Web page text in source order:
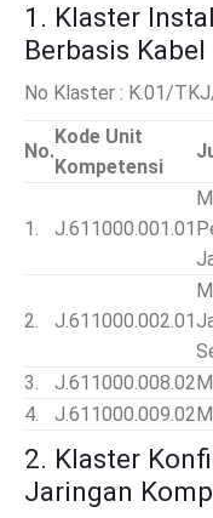
1. Klaster
Berbasis Kabel
No Klaster : K.01/
No.
Kode Unit
Kompetensi
1. J.611000.001.01
2. J.611000.002.01
3.
J.611000.008.02
4.
J.611000.009.02
2. Klaster
Jaringan